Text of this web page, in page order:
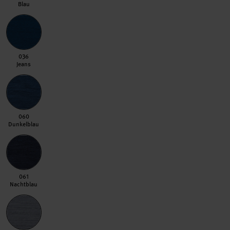
Blau
036 Jeans
036
Jeans
060 Dunkelblau
060
Dunkelblau
061 Nachtblau
061
Nachtblau